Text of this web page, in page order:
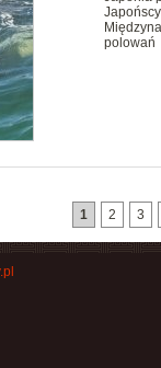
polowań
1 2 3